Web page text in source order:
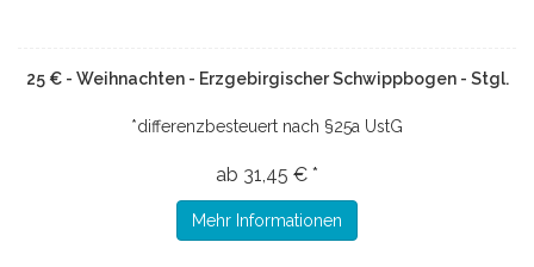
25 € - Weihnachten - Erzgebirgischer Schwippbogen - Stgl.
*differenzbesteuert nach §25a UstG
ab 31,45 € *
Mehr Informationen